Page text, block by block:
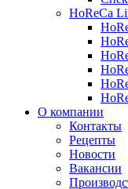
HoReCa
О компании
Контакты
Рецепты
Новости
Вакансии